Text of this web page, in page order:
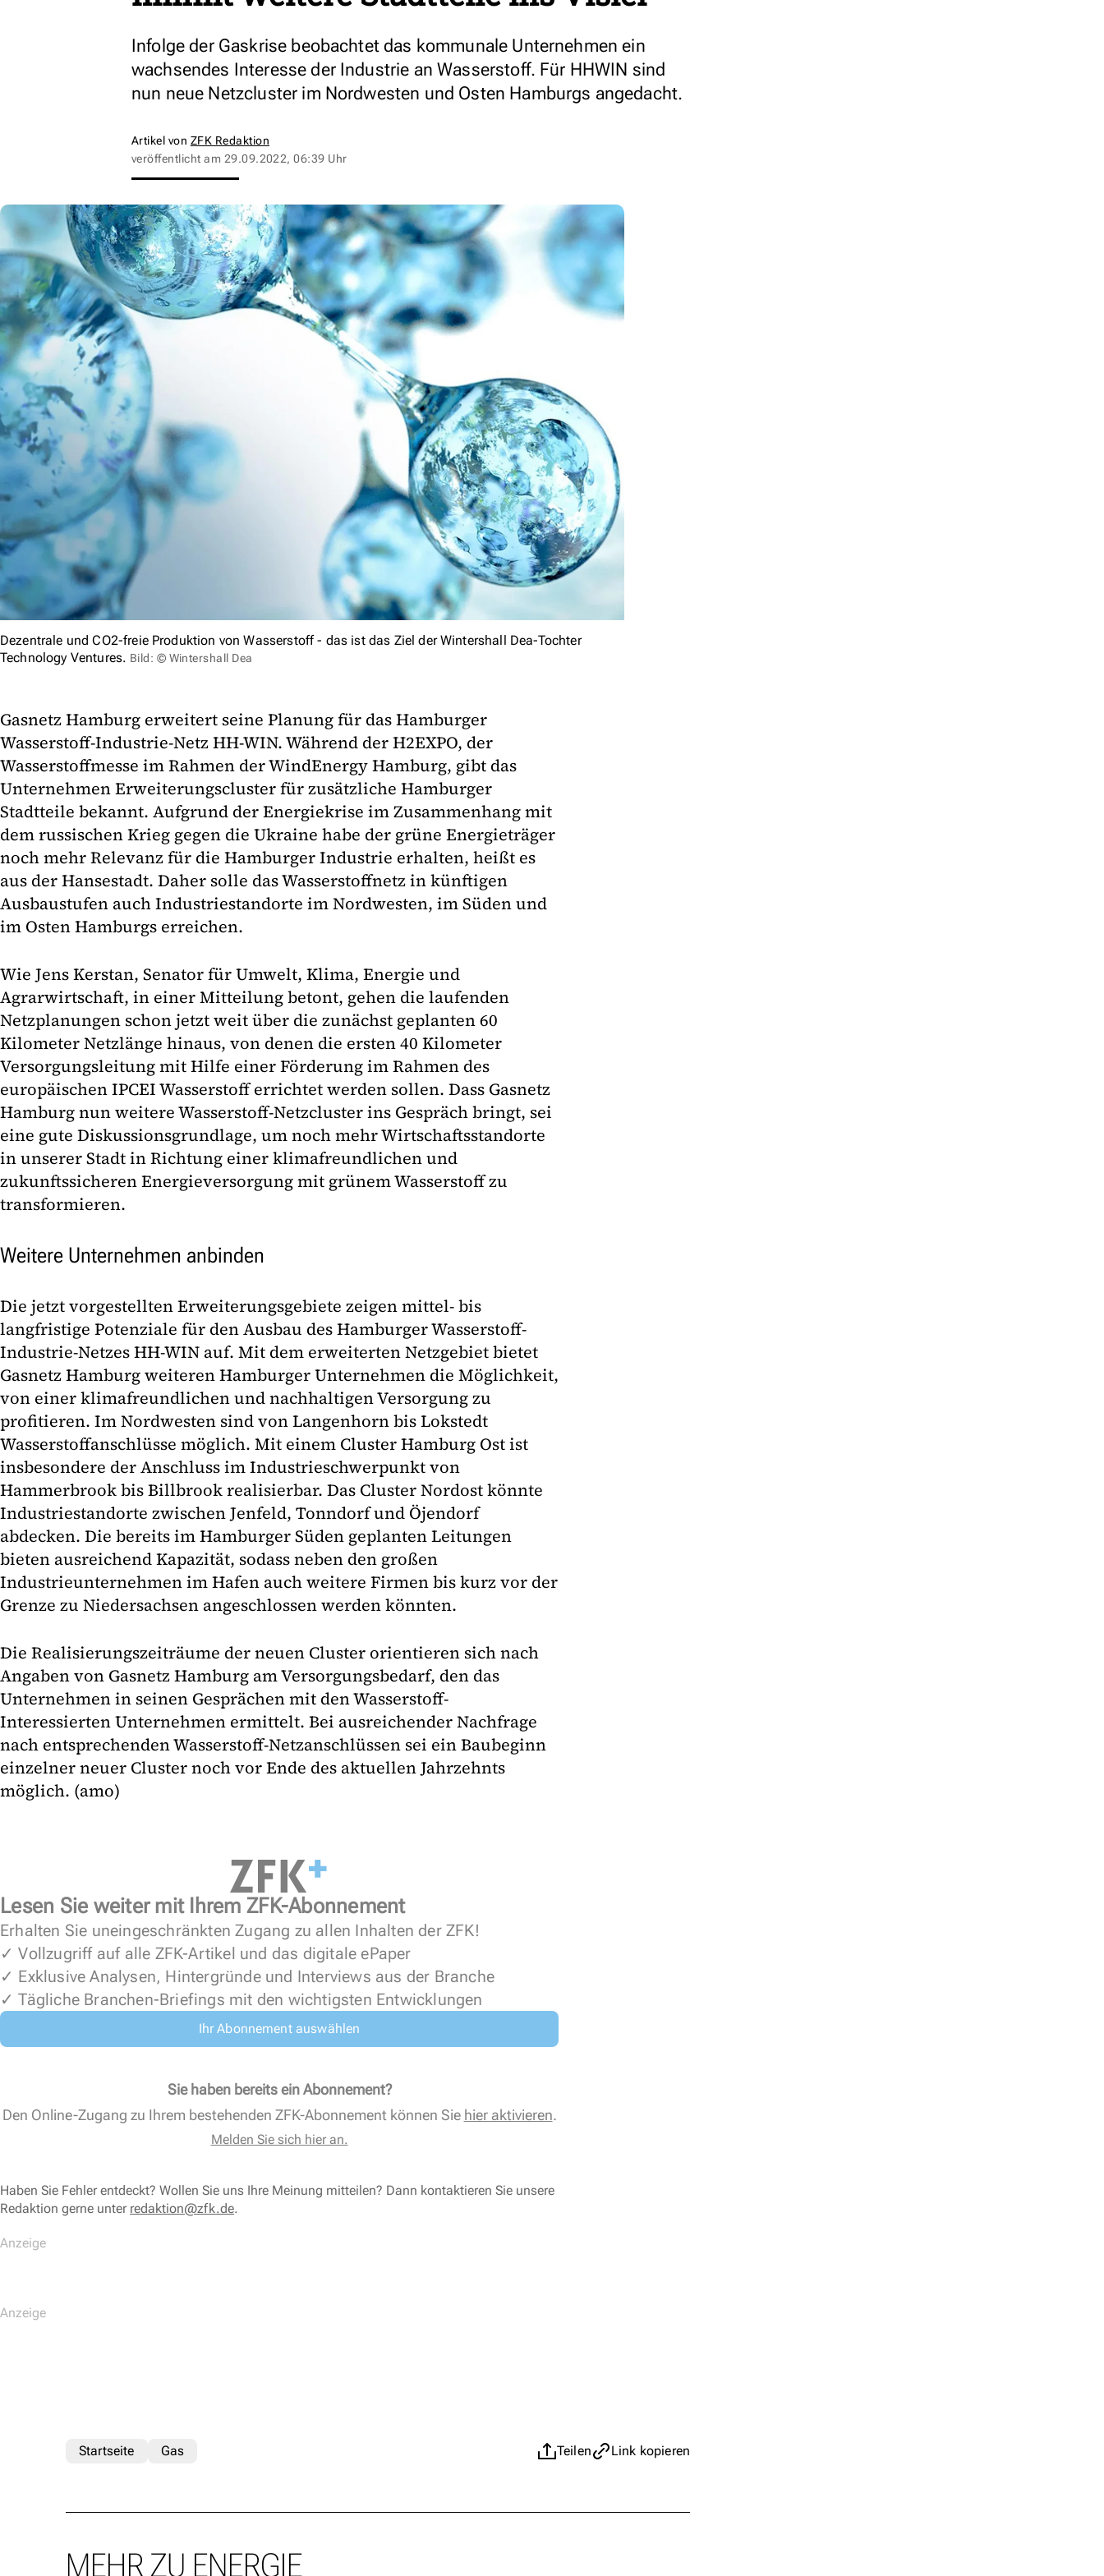
Infolge der Gaskrise beobachtet das kommunale Unternehmen ein
wachsendes Interesse der Industrie an Wasserstoff. Für HHWIN sind
nun neue Netzcluster im Nordwesten und Osten Hamburgs angedacht.
Artikel von ZFK Redaktion
veröffentlicht am 29.09.2022, 06:39 Uhr
Dezentrale und CO2-freie Produktion von Wasserstoff - das ist das Ziel der Wintershall Dea-Tochter
Technology Ventures. Bild: © Wintershall Dea
Gasnetz Hamburg erweitert seine Planung für das Hamburger
Wasserstoff-Industrie-Netz HH-WIN. Während der H2EXPO, der
Wasserstoffmesse im Rahmen der WindEnergy Hamburg, gibt das
Unternehmen Erweiterungscluster für zusätzliche Hamburger
Stadtteile bekannt. Aufgrund der Energiekrise im Zusammenhang mit
dem russischen Krieg gegen die Ukraine habe der grüne Energieträger
noch mehr Relevanz für die Hamburger Industrie erhalten, heißt es
aus der Hansestadt. Daher solle das Wasserstoffnetz in künftigen
Ausbaustufen auch Industriestandorte im Nordwesten, im Süden und
im Osten Hamburgs erreichen.
Wie Jens Kerstan, Senator für Umwelt, Klima, Energie und
Agrarwirtschaft, in einer Mitteilung betont, gehen die laufenden
Netzplanungen schon jetzt weit über die zunächst geplanten 60
Kilometer Netzlänge hinaus, von denen die ersten 40 Kilometer
Versorgungsleitung mit Hilfe einer Förderung im Rahmen des
europäischen IPCEI Wasserstoff errichtet werden sollen. Dass Gasnetz
Hamburg nun weitere Wasserstoff-Netzcluster ins Gespräch bringt, sei
eine gute Diskussionsgrundlage, um noch mehr Wirtschaftsstandorte
in unserer Stadt in Richtung einer klimafreundlichen und
zukunftssicheren Energieversorgung mit grünem Wasserstoff zu
transformieren.
Weitere Unternehmen anbinden
Die jetzt vorgestellten Erweiterungsgebiete zeigen mittel- bis
langfristige Potenziale für den Ausbau des Hamburger Wasserstoff-
Industrie-Netzes HH-WIN auf. Mit dem erweiterten Netzgebiet bietet
Gasnetz Hamburg weiteren Hamburger Unternehmen die Möglichkeit,
von einer klimafreundlichen und nachhaltigen Versorgung zu
profitieren. Im Nordwesten sind von Langenhorn bis Lokstedt
Wasserstoffanschlüsse möglich. Mit einem Cluster Hamburg Ost ist
insbesondere der Anschluss im Industrieschwerpunkt von
Hammerbrook bis Billbrook realisierbar. Das Cluster Nordost könnte
Industriestandorte zwischen Jenfeld, Tonndorf und Öjendorf
abdecken. Die bereits im Hamburger Süden geplanten Leitungen
bieten ausreichend Kapazität, sodass neben den großen
Industrieunternehmen im Hafen auch weitere Firmen bis kurz vor der
Grenze zu Niedersachsen angeschlossen werden könnten.
Die Realisierungszeiträume der neuen Cluster orientieren sich nach
Angaben von Gasnetz Hamburg am Versorgungsbedarf, den das
Unternehmen in seinen Gesprächen mit den Wasserstoff-
Interessierten Unternehmen ermittelt. Bei ausreichender Nachfrage
nach entsprechenden Wasserstoff-Netzanschlüssen sei ein Baubeginn
einzelner neuer Cluster noch vor Ende des aktuellen Jahrzehnts
möglich. (amo)
Lesen Sie weiter mit Ihrem ZFK-Abonnement
Erhalten Sie uneingeschränkten Zugang zu allen Inhalten der ZFK!
✓ Vollzugriff auf alle ZFK-Artikel und das digitale ePaper
✓ Exklusive Analysen, Hintergründe und Interviews aus der Branche
✓ Tägliche Branchen-Briefings mit den wichtigsten Entwicklungen
Ihr Abonnement auswählen
Sie haben bereits ein Abonnement?
Den Online-Zugang zu Ihrem bestehenden ZFK-Abonnement können Sie hier aktivieren.
Melden Sie sich hier an.
Haben Sie Fehler entdeckt? Wollen Sie uns Ihre Meinung mitteilen? Dann kontaktieren Sie unsere
Redaktion gerne unter redaktion@zfk.de.
Teilen Link kopieren
Startseite Gas
MEHR ZU ENERGIE